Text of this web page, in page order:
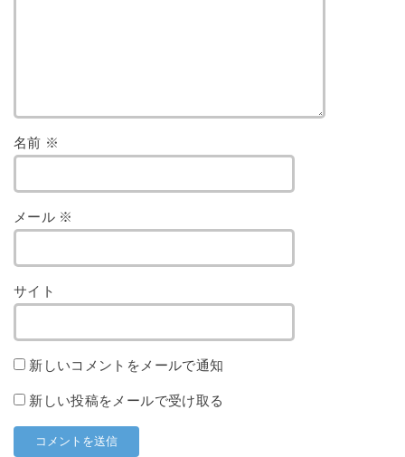
名前 ※
メール ※
サイト
新しいコメントをメールで通知
新しい投稿をメールで受け取る